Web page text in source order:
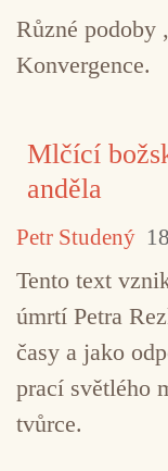
Meredith Monk
Různé podoby
Konvergence.
Mlčící
anděla
Petr Studený
Tento text
úmrtí Petra
časy a jako
prací světlého
tvůrce.